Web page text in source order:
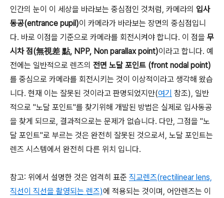
인간의 눈이 이 세상을 바라보는 중심점인 것처럼, 카메라의 입사
동공(entrance pupil)이 카메라가 바라보는 장면의 중심점입니
다. 바로 이점을 기준으로 카메라를 회전시켜야 합니다. 이 점을 무
시차 점(無視差 點, NPP, Non parallax point)이라고 합니다. 예
전에는 일반적으로 렌즈의 전면 노달 포인트 (front nodal point)
를 중심으로 카메라를 회전시키는 것이 이상적이라고 생각해 왔습
니다. 현재 이는 잘못된 것이라고 판명되었지만(여기 참조), 일반
적으로 "노달 포인트"를 찾기위해 개발된 방법은 실제로 입사동공
을 찾게 되므로, 결과적으로는 문제가 없습니다. 다만, 그점을 "노
달 포인트"로 부르는 것은 완전히 잘못된 것으로서, 노달 포인트는
렌즈 시스템에서 완전히 다른 위치 입니다.
참고: 위에서 설명한 것은 엄격히 표준 직교렌즈(rectilinear lens,
직선이 직선을 촬영되는 렌즈)에 적용되는 것이며, 어안렌즈는 이